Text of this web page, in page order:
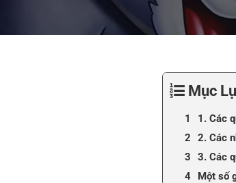
Mục
1. Các
2. Các
3. Các
Một số